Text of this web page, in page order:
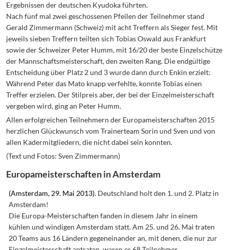
Ergebnissen der deutschen Kyudoka führten.
Nach fünf mal zwei geschossenen Pfeilen der Teilnehmer stand
Gerald Zimmermann (Schweiz) mit acht Treffern als Sieger fest. Mit
jeweils sieben Treffern teilten sich Tobias Oswald aus Frankfurt
sowie der Schweizer Peter Humm, mit 16/20 der beste Einzelschütze
der Mannschaftsmeisterschaft, den zweiten Rang. Die endgültige
Entscheidung über Platz 2 und 3 wurde dann durch Enkin erzielt:
Während Peter das Mato knapp verfehlte, konnte Tobias einen
Treffer erzielen. Der Stilpreis aber, der bei der Einzelmeisterschaft
vergeben wird, ging an Peter Humm.
Allen erfolgreichen Teilnehmern der Europameisterschaften 2015
herzlichen Glückwunsch vom Trainerteam Sorin und Sven und von
allen Kadermitgliedern, die nicht dabei sein konnten.
(Text und Fotos: Sven Zimmermann)
Europameisterschaften in Amsterdam
(Amsterdam, 29. Mai 2013). Deutschland holt den 1. und 2. Platz in
Amsterdam!
Die Europa-Meisterschaften fanden in diesem Jahr in einem
kühlen und windigen Amsterdam statt. Am 25. und 26. Mai traten
20 Teams aus 16 Ländern gegeneinander an, mit denen, die nur zur